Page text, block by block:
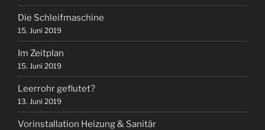
Die Schleifmaschine
15. Juni 2019
Im Zeitplan
15. Juni 2019
Leerrohr geflutet?
13. Juni 2019
Vorinstallation Heizung & Sanitär